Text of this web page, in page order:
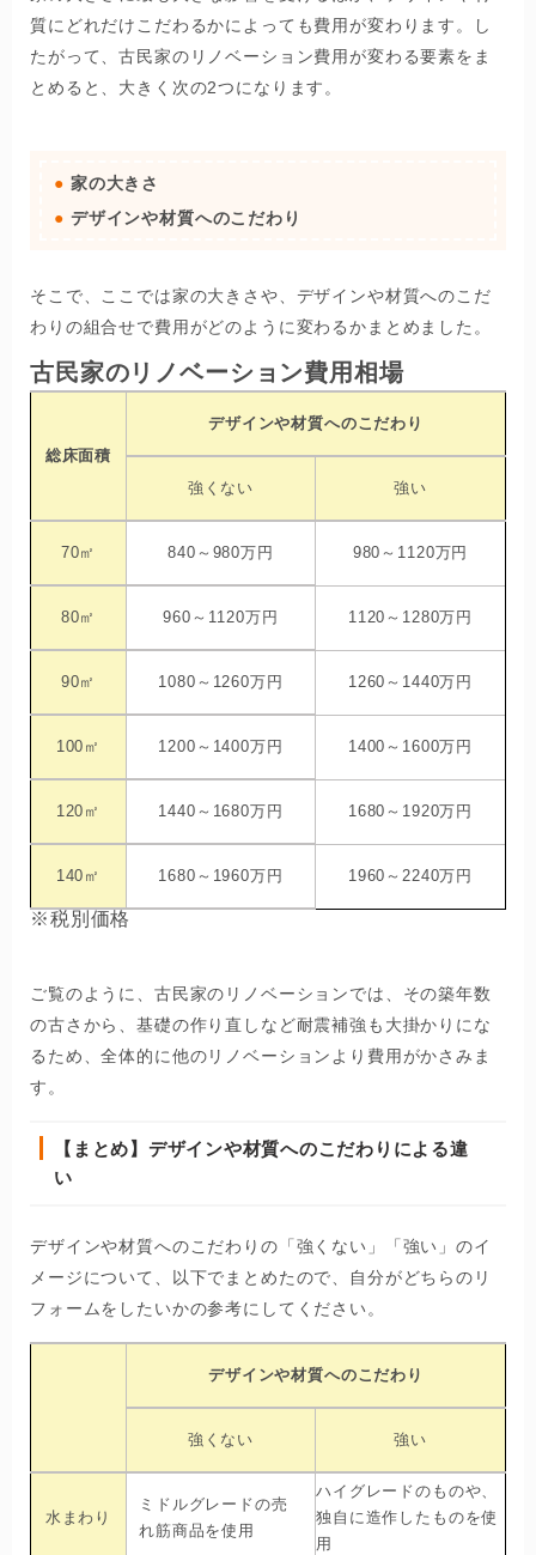
質にどれだけこだわるかによっても費用が変わります。し
たがって、古民家のリノベーション費用が変わる要素をま
とめると、大きく次の2つになります。
家の大きさ
デザインや材質へのこだわり
そこで、ここでは家の大きさや、デザインや材質へのこだ
わりの組合せで費用がどのように変わるかまとめました。
古民家のリノベーション費用相場
総床面積
デザインや材質へのこだわり
強くない 強い
70㎡ 840～980万円 980～1120万円
80㎡ 960～1120万円 1120～1280万円
90㎡ 1080～1260万円 1260～1440万円
100㎡ 1200～1400万円 1400～1600万円
120㎡ 1440～1680万円 1680～1920万円
140㎡ 1680～1960万円 1960～2240万円
※税別価格
ご覧のように、古民家のリノベーションでは、その築年数
の古さから、基礎の作り直しなど耐震補強も大掛かりにな
るため、全体的に他のリノベーションより費用がかさみま
す。
【まとめ】デザインや材質へのこだわりによる違
い
デザインや材質へのこだわりの「強くない」「強い」のイ
メージについて、以下でまとめたので、自分がどちらのリ
フォームをしたいかの参考にしてください。
デザインや材質へのこだわり
強くない 強い
水まわり
ミドルグレードの売
れ筋商品を使用
ハイグレードのものや、
独自に造作したものを使
用